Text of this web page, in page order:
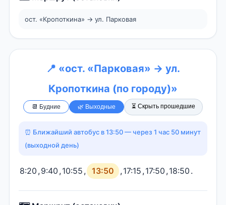
ост. «Кропоткина» → ул. Парковая
📍 «ост. «Парковая» → ул.
Кропоткина (по городу)»
📆 Будние 🌿 Выходные ⏳ Скрыть прошедшие
⏰ Ближайший автобус в 13:50 — через 1 час 50 минут
(выходной день)
8:20 ,9:40 ,10:55 , 13:50 ,17:15 ,17:50 ,18:50 .